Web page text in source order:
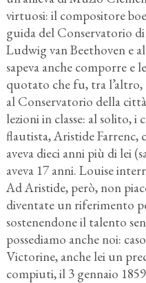
virtuosi: il compositore
guida del Conservatorio
Ludwig van Beethoven e
sapeva anche comporre e
quotato che fu, tra l’altro,
al Conservatorio della
lezioni in classe: al solito,
flautista, Aristide Farrenc,
aveva dieci anni più di lei
aveva 17 anni. Louise
Ad Aristide, però, non
diventate un riferimento
sostenendone il talento
possediamo anche noi:
Victorine, anche lei un
compiuti, il 3 gennaio